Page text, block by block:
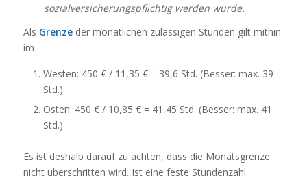
sozialversicherungspflichtig werden würde.
Als Grenzeder monatlichen zulässigen Stunden gilt mithin
im
Westen: 450 € / 11,35 € = 39,6 Std. (Besser: max. 39
Std.)
Osten: 450 € / 10,85 € = 41,45 Std. (Besser: max. 41
Std.)
Es ist deshalb darauf zu achten, dass die Monatsgrenze
nicht überschritten wird. Ist eine feste Stundenzahl